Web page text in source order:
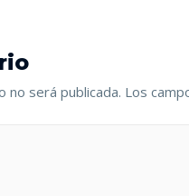
no será publicada. Los